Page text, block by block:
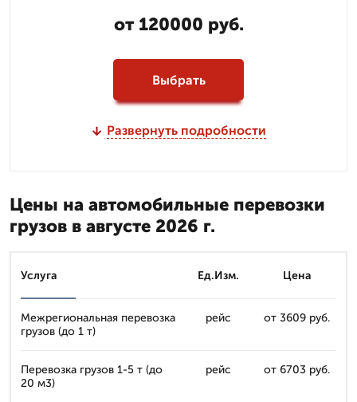
от 120000 руб.
Выбрать
Развернуть подробности
Цены на автомобильные перевозки
грузов в августе 2026 г.
Услуга Ед.Изм. Цена
Межрегиональная перевозка
грузов (до 1 т)
рейс от 3609 руб.
Перевозка грузов 1-5 т (до
20 м3)
рейс от 6703 руб.